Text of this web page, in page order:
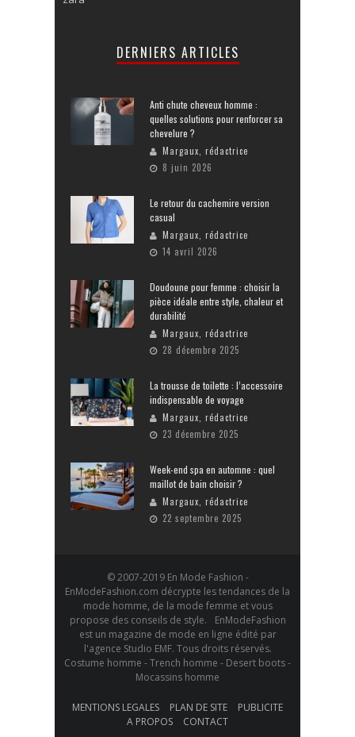
DERNIERS ARTICLES
Anti chute cheveux homme :
quelles solutions pour renforcer sa
chevelure ?
Margaux, rédactrice
8 juin 2026
Le retour du cachemire version
casual
Margaux, rédactrice
14 avril 2026
Doudoune pour femme : choisir la
pièce idéale entre style, chaleur et
durabilité
Margaux, rédactrice
28 décembre 2025
La trousse de toilette : l’accessoire
indispensable de voyage
Margaux, rédactrice
23 décembre 2025
Week-end spa en automne : quel
maillot de bain choisir ?
Margaux, rédactrice
22 septembre 2025
© 2007-2019 En Mode Fashion -
EnModeFashion.com décrypte les tendances de la
mode homme, de la mode femme et vous
propose des conseils de style. EnModeFashion
est un magazine de mode en ligne édité par
l'agence Studio EMF. Tous droits réservés.
Costume homme - Trench homme - Desert boots -
Mocassins homme
MENTIONS LEGALES PLAN DE SITE
PUBLICITE
A PROPOS
CONTACT